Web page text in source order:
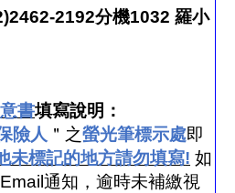
2192分機1032羅小
書填寫說明：
險人 ＂之螢光筆標示處即
未標記的地方請勿填寫! 如
Email通知，逾時未補繳視